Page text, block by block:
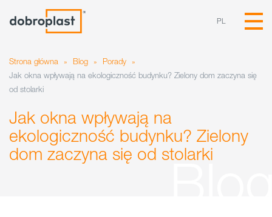
PL
Strona główna » Blog » Porady
»
Jak okna wpływają na ekologiczność budynku? Zielony dom zaczyna się
od stolarki
Jak okna wpływają na
ekologiczność budynku? Zielony
dom zaczyna się od stolarki